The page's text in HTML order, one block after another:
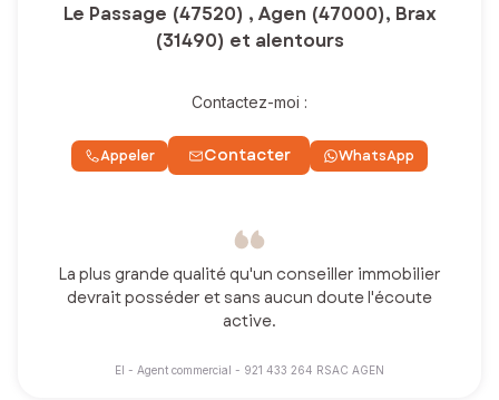
Le Passage (47520) , Agen (47000), Brax
(31490) et alentours
Contactez-moi :
Appeler Contacter WhatsApp
La plus grande qualité qu'un conseiller immobilier
devrait posséder et sans aucun doute l'écoute
active.
EI - Agent commercial - 921 433 264 RSAC AGEN